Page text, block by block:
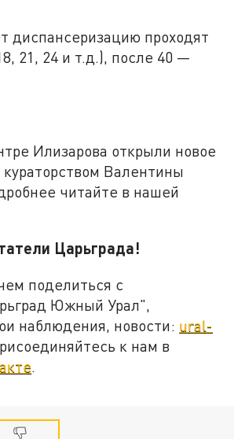
диспансеризацию проходят
21, 24 и т.д.), после 40 —
Илизарова открыли новое
Валентины
читайте в нашей
Царьграда!
поделиться с
Южный Урал",
наблюдения, новости: ural-
к нам в
.